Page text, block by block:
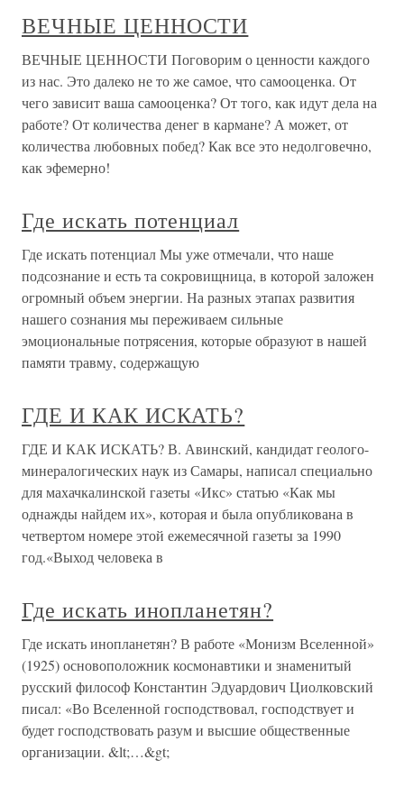
ВЕЧНЫЕ ЦЕННОСТИ
ВЕЧНЫЕ ЦЕННОСТИ Поговорим о ценности каждого
из нас. Это далеко не то же самое, что самооценка. От
чего зависит ваша самооценка? От того, как идут дела на
работе? От количества денег в кармане? А может, от
количества любовных побед? Как все это недолговечно,
как эфемерно!
Где искать потенциал
Где искать потенциал Мы уже отмечали, что наше
подсознание и есть та сокровищница, в которой заложен
огромный объем энергии. На разных этапах развития
нашего сознания мы переживаем сильные
эмоциональные потрясения, которые образуют в нашей
памяти травму, содержащую
ГДЕ И КАК ИСКАТЬ?
ГДЕ И КАК ИСКАТЬ? В. Авинский, кандидат геолого-
минералогических наук из Самары, написал специально
для махачкалинской газеты «Икс» статью «Как мы
однажды найдем их», которая и была опубликована в
четвертом номере этой ежемесячной газеты за 1990
год.«Выход человека в
Где искать инопланетян?
Где искать инопланетян? В работе «Монизм Вселенной»
(1925) основоположник космонавтики и знаменитый
русский философ Константин Эдуардович Циолковский
писал: «Во Вселенной господствовал, господствует и
будет господствовать разум и высшие общественные
организации. &lt;…&gt;